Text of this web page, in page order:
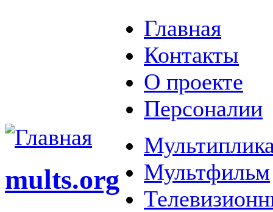
mults.org
Главная
Контакты
О проекте
Персоналии
Мультфильм